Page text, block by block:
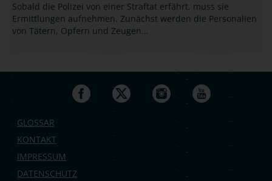
Sobald die Polizei von einer Straftat erfährt, muss sie
Ermittlungen aufnehmen. Zunächst werden die Personalien
von Tätern, Opfern und Zeugen…
GLOSSAR
KONTAKT
IMPRESSUM
DATENSCHUTZ